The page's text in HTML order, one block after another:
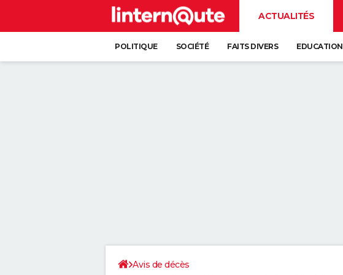
ACTUALITÉS
POLITIQUE SOCIÉTÉ FAITS DIVERS EDUCATION
Avis de décès